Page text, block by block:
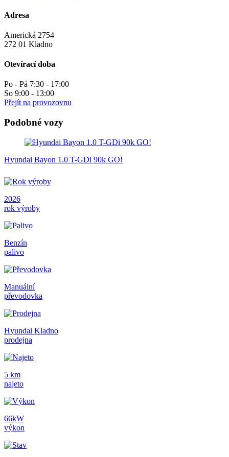
Adresa
Americká 2754
272 01 Kladno
Otevírací doba
Po - Pá 7:30 - 17:00
So 9:00 - 13:00
Přejít na provozovnu
Podobné vozy
Hyundai Bayon 1.0 T-GDi 90k GO!
2026
rok výroby
Benzín
palivo
Manuální
převodovka
Hyundai Kladno
prodejna
5 km
najeto
66kW
výkon